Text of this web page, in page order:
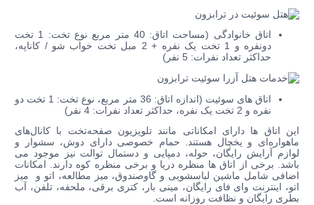
اتاق خانوادگی (مساحت اتاق: 40 متر مربع نوع تخت: 1 تخت
دونفره و 1 تخت یک نفره + 2 مبل تخت خواب شو / کاناپه،
حداکثر تعداد نفرات: 5 نفر)
اتاق های سوئیت (اندازه اتاق: 36 متر مربع، نوع تخت: 1 تخت دو
نفره و 2 تخت یک نفره، حداکثر تعداد نفرات: 4 نفر)
این اتاق ها دارای امکاناتی مانند تلویزیون صفحه‌تخت با کانال‌های
ماهواره‌ای و یخچال هستند. حمام خصوصی دارای دوش، سشوار و
لوازم آرایش رایگان، حوله، دمپایی و دستمال توالت نیز موجود می
باشد. برخی از اتاق ها منظره دریا و برخی منظره کوه دارند.
امکانات
اضافی شامل ماشین لباسشویی و گاوصندوق، میز مطالعه، اتو و میز
اتو، اینترنت وای فای رایگان، مینی بار، کتری برقی، ملحفه، تلفن، آب
بطری رایگان و نظافت روزانه است.